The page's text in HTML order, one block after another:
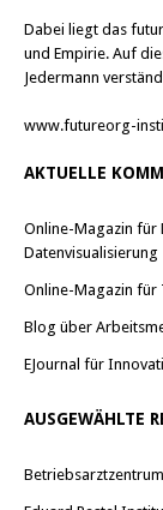
Dabei liegt das
und Empirie. Auf
Jedermann
www.futureorg-
AKTUELLE
Online-Magazin für
Datenvisualisierung
Online-Magazin für
Blog über
EJournal für
AUSGEWÄHLTE